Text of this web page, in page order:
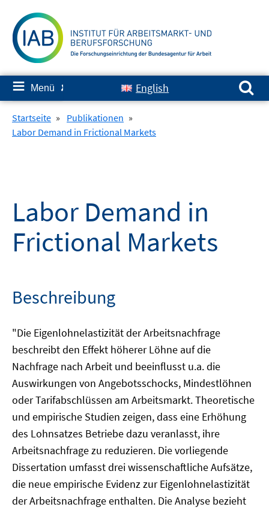
zum
Inhalt
≡ Menü ✘ English
Suchen nach:
Startseite » Publikationen »
Labor Demand in Frictional Markets
Labor Demand in
Frictional Markets
Beschreibung
"Die Eigenlohnelastizität der Arbeitsnachfrage
beschreibt den Effekt höherer Löhne auf die
Nachfrage nach Arbeit und beeinflusst u.a. die
Auswirkungen von Angebotsschocks, Mindestlöhnen
oder Tarifabschlüssen am Arbeitsmarkt. Theoretische
und empirische Studien zeigen, dass eine Erhöhung
des Lohnsatzes Betriebe dazu veranlasst, ihre
Arbeitsnachfrage zu reduzieren. Die vorliegende
Dissertation umfasst drei wissenschaftliche Aufsätze,
die neue empirische Evidenz zur Eigenlohnelastizität
der Arbeitsnachfrage enthalten. Die Analyse bezieht